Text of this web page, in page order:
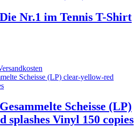
Nr.1 im Tennis T-Shirt
Scheisse (LP)
splashes Vinyl 150 copies